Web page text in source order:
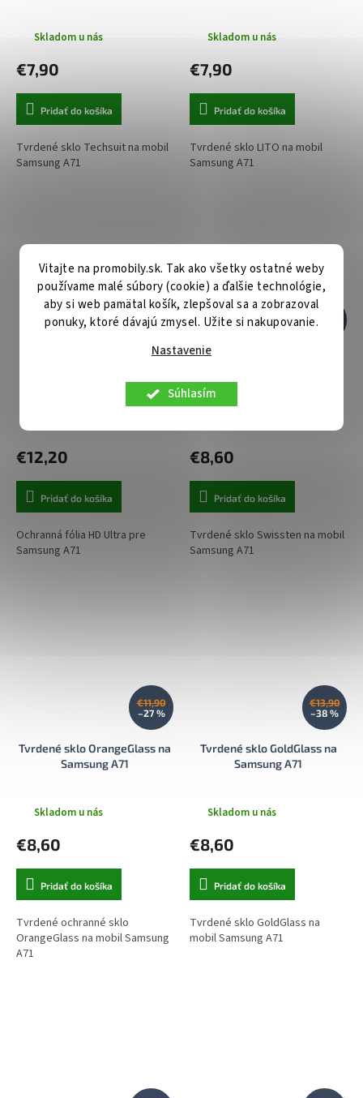
Vitajte na promobily.sk. Tak ako všetky ostatné weby
používame malé súbory (cookie) a ďalšie technológie,
aby si web pamätal košík, zlepšoval sa a zobrazoval
ponuky, ktoré dávajú zmysel. Užite si nakupovanie.
Nastavenie
Súhlasím
Skladom u nás
€7,90
Pridať do košíka
Tvrdené sklo Techsuit na mobil
Samsung A71
Skladom u nás
€7,90
Pridať do košíka
Tvrdené sklo LITO na mobil
Samsung A71
Špeciálna fólia HD Ultra na
€12,20
Pridať do košíka
Ochranná fólia HD Ultra pre
Samsung A71
–38 %
Tvrdené sklo Swissten na
€8,60
Pridať do košíka
Tvrdené sklo Swissten na mobil
Samsung A71
€11,90
–27 %
Tvrdené sklo OrangeGlass na
Samsung A71
Skladom u nás
€8,60
Pridať do košíka
Tvrdené ochranné sklo
OrangeGlass na mobil Samsung
A71
€13,90
–38 %
Tvrdené sklo GoldGlass na
Samsung A71
Skladom u nás
€8,60
Pridať do košíka
Tvrdené sklo GoldGlass na
mobil Samsung A71